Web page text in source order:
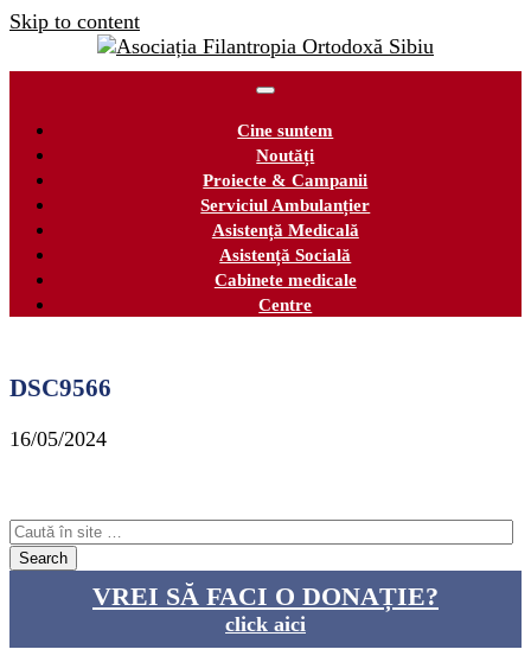
Skip to content
Cine suntem
Noutăți
Proiecte & Campanii
Serviciul Ambulanțier
Asistență Medicală
Asistență Socială
Cabinete medicale
Centre
DSC9566
16/05/2024
VREI SĂ FACI O DONAȚIE?
click aici